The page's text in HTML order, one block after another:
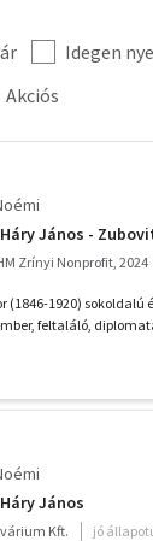
Idegen
Akciós
János -
Zrínyi Nonprofit, 2024
(1846-1920)
feltaláló,
János
Kft. jó